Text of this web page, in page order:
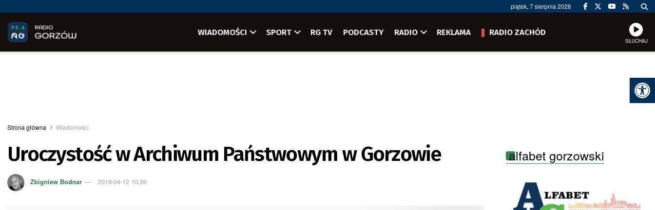
piątek, 7 sierpnia 2026
WIADOMOŚCI SPORT RG TV PODCASTY RADIO REKLAMA RADIO ZACHÓD
SŁUCHAJ
Strona główna Wiadomości
Uroczystość w Archiwum Państwowym w Gorzowie
Zbigniew Bodnar 2019-04-12 10:26
alfabet gorzowski